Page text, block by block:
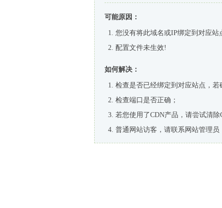
可能原因：
您没有将此域名或IP绑定到对应站
配置文件未生效!
如何解决：
检查是否已经绑定到对应站点，
检查端口是否正确；
若您使用了CDN产品，请尝试清除
普通网站访客，请联系网站管理员